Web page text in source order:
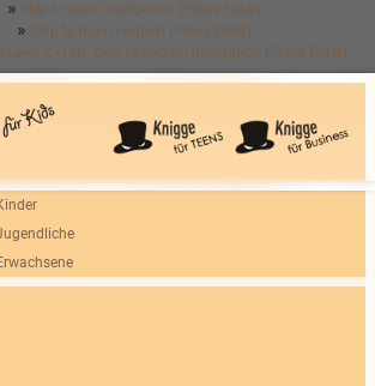
Skip to main navigation (Press Enter).
Skip to main content (Press Enter).
Level 2 - Left: Skip to section navigation (Press Enter).